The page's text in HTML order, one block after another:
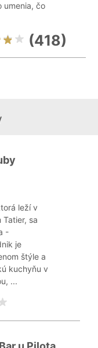
umenia, čo
(418)
leží v
sa
-
je
štýle a
kuchyňu v
...